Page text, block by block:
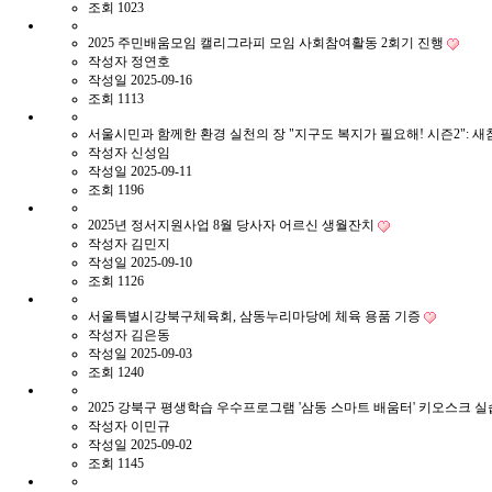
조회 1023
2025 주민배움모임 캘리그라피 모임 사회참여활동 2회기 진행
작성자 정연호
작성일 2025-09-16
조회 1113
서울시민과 함께한 환경 실천의 장 "지구도 복지가 필요해! 시즌2": 새
작성자 신성임
작성일 2025-09-11
조회 1196
2025년 정서지원사업 8월 당사자 어르신 생월잔치
작성자 김민지
작성일 2025-09-10
조회 1126
서울특별시강북구체육회, 삼동누리마당에 체육 용품 기증
작성자 김은동
작성일 2025-09-03
조회 1240
2025 강북구 평생학습 우수프로그램 '삼동 스마트 배움터' 키오스크 실
작성자 이민규
작성일 2025-09-02
조회 1145